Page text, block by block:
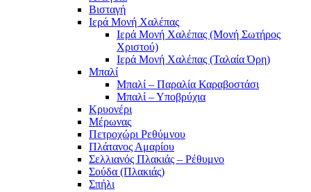
Βισταγή
Ιερά Μονή Χαλέπας
Ιερά Μονή Χαλέπας (Μονή Σωτήρος
Χριστού)
Ιερά Μονή Χαλέπας (Ταλαία Όρη)
Μπαλί
Μπαλί – Παραλία Καραβοστάσι
Μπαλί – Υποβρύχια
Κρυονέρι
Μέρωνας
Πετροχώρι Ρεθύμνου
Πλάτανος Αμαρίου
Σελλιανός Πλακιάς – Ρέθυμνο
Σούδα (Πλακιάς)
Σπήλι